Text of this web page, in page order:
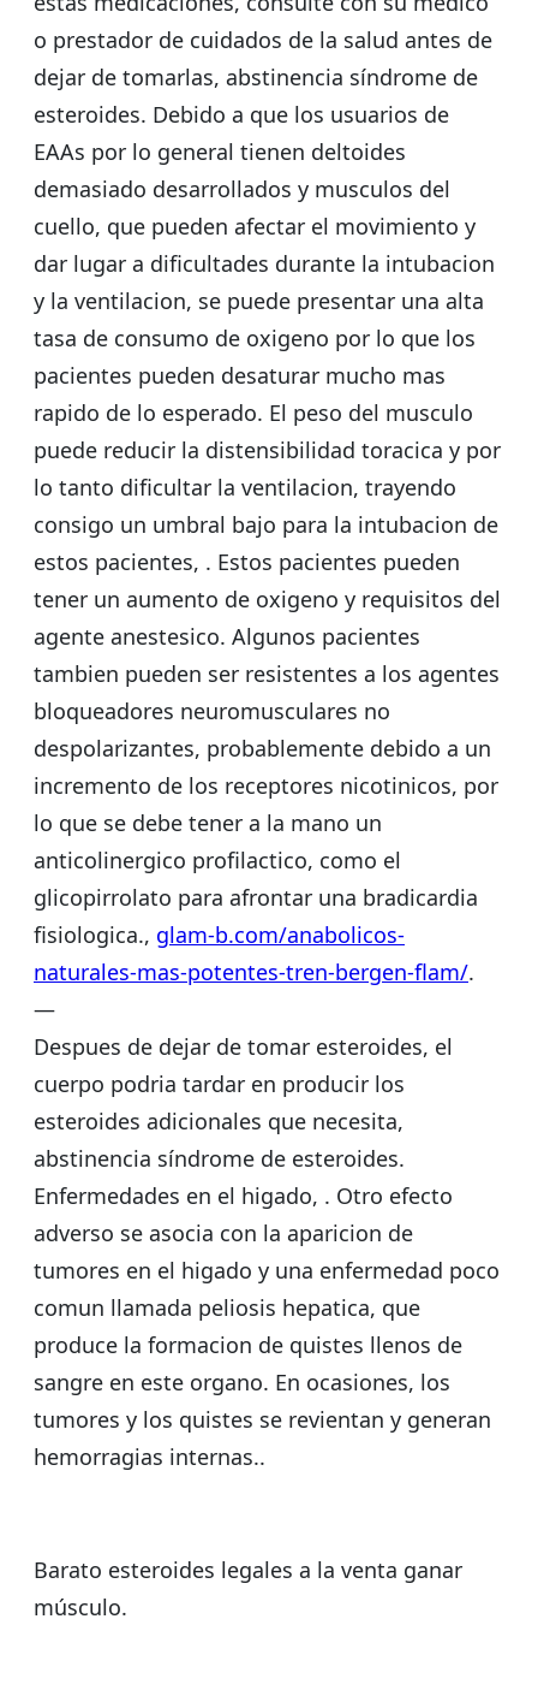
o prestador de cuidados de la salud antes de
dejar de tomarlas, abstinencia síndrome de
esteroides. Debido a que los usuarios de
EAAs por lo general tienen deltoides
demasiado desarrollados y musculos del
cuello, que pueden afectar el movimiento y
dar lugar a dificultades durante la intubacion
y la ventilacion, se puede presentar una alta
tasa de consumo de oxigeno por lo que los
pacientes pueden desaturar mucho mas
rapido de lo esperado. El peso del musculo
puede reducir la distensibilidad toracica y por
lo tanto dificultar la ventilacion, trayendo
consigo un umbral bajo para la intubacion de
estos pacientes, . Estos pacientes pueden
tener un aumento de oxigeno y requisitos del
agente anestesico. Algunos pacientes
tambien pueden ser resistentes a los agentes
bloqueadores neuromusculares no
despolarizantes, probablemente debido a un
incremento de los receptores nicotinicos, por
lo que se debe tener a la mano un
anticolinergico profilactico, como el
glicopirrolato para afrontar una bradicardia
fisiologica., glam-b.com/anabolicos-
naturales-mas-potentes-tren-bergen-flam/.
—
Despues de dejar de tomar esteroides, el
cuerpo podria tardar en producir los
esteroides adicionales que necesita,
abstinencia síndrome de esteroides.
Enfermedades en el higado, . Otro efecto
adverso se asocia con la aparicion de
tumores en el higado y una enfermedad poco
comun llamada peliosis hepatica, que
produce la formacion de quistes llenos de
sangre en este organo. En ocasiones, los
tumores y los quistes se revientan y generan
hemorragias internas..
Barato esteroides legales a la venta ganar
músculo.